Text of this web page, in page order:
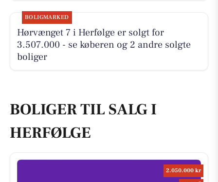
BOLIGMARKED
Hørvænget 7 i Herfølge er solgt for
3.507.000 - se køberen og 2 andre solgte
boliger
BOLIGER TIL SALG I
HERFØLGE
2.050.000 kr